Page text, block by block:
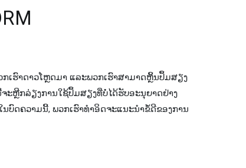
ກເຮົາດາວໂຫຼດມາ ແລະພວກເຮົາສາມາດຫຼິ້ນປຶ້ມສຽງ
ະຫຼີກລ່ຽງການໃຊ້ປຶ້ມສຽງທີ່ບໍ່ໄດ້ຮັບອະນຸຍາດຢ່າງ
ບົດຄວາມນີ້, ພວກເຮົາທໍາອິດຈະແນະນໍາຂໍ້ດີຂອງການ